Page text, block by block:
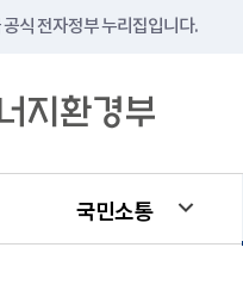
식 전자정부 누리집입니다.
국민소통